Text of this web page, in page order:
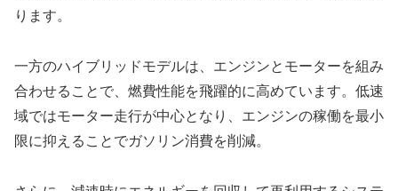
ります。
一方のハイブリッドモデルは、エンジンとモーターを組み
合わせることで、燃費性能を飛躍的に高めています。低速
域ではモーター走行が中心となり、エンジンの稼働を最小
限に抑えることでガソリン消費を削減。